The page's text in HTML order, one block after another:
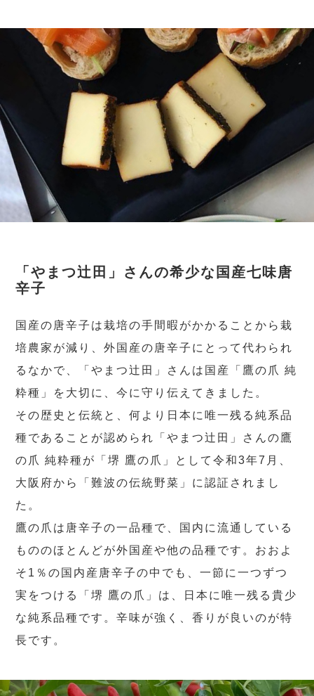
「やまつ辻田」さんの希少な国産七味唐
辛子
国産の唐辛子は栽培の手間暇がかかることから栽
培農家が減り、外国産の唐辛子にとって代わられ
るなかで、「やまつ辻田」さんは国産「鷹の爪 純
粋種」を大切に、今に守り伝えてきました。
その歴史と伝統と、何より日本に唯一残る純系品
種であることが認められ「やまつ辻田」さんの鷹
の爪 純粋種が「堺 鷹の爪」として令和3年7月、
大阪府から「難波の伝統野菜」に認証されまし
た。
鷹の爪は唐辛子の一品種で、国内に流通している
もののほとんどが外国産や他の品種です。おおよ
そ1％の国内産唐辛子の中でも、一節に一つずつ
実をつける「堺 鷹の爪」は、日本に唯一残る貴少
な純系品種です。辛味が強く、香りが良いのが特
長です。